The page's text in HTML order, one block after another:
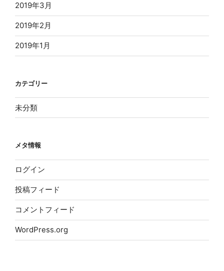
2019年3月
2019年2月
2019年1月
カテゴリー
未分類
メタ情報
ログイン
投稿フィード
コメントフィード
WordPress.org